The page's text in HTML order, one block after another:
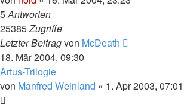
5Antworten
25385Zugriffe
Letzter Beitragvon McDeath
18. Mär 2004, 09:30
Artus-Trilogie
von Manfred Weinland » 1. Apr 2003, 07:01